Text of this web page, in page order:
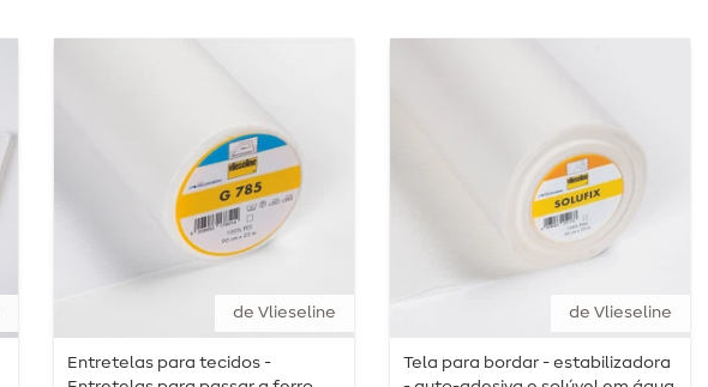
de Vlieseline
Entretelas para tecidos -
de Vlieseline
Tela para bordar - estabilizadora